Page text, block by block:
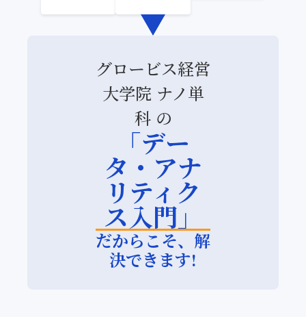
グロービス経営
大学院 ナノ単
科 の
「デー
タ・アナ
リティク
ス入門」
だからこそ、解
決できます!